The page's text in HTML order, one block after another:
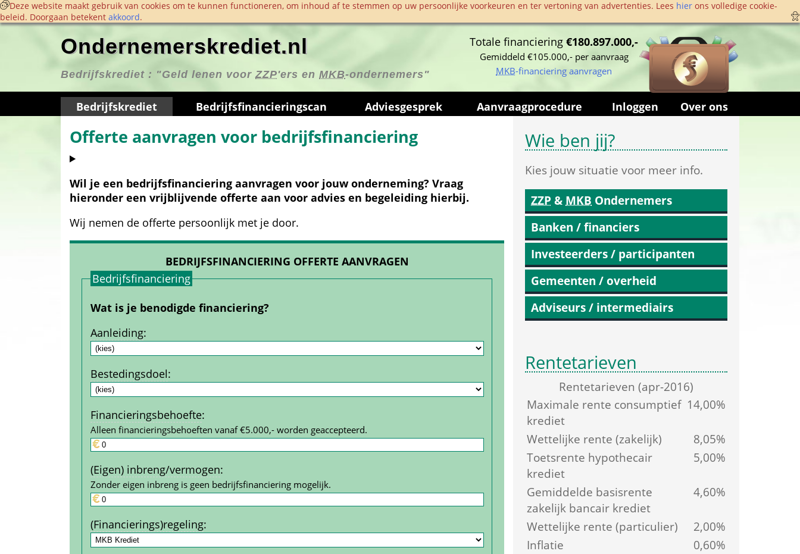
Deze website maakt gebruik van cookies om te kunnen functioneren, om inhoud af te stemmen op uw persoonlijke voorkeuren en ter vertoning van advertenties. Lees hier ons volledige cookie­
beleid. Doorgaan betekent akkoord.
Totale financiering €180.897.000,-
Gemiddeld €105.000,- per aanvraag
MKB-financiering aanvragen
Ondernemerskrediet.nl
Bedrijfskrediet : "Geld lenen voor ZZP'ers en MKB-ondernemers"
Bedrijfskrediet Bedrijfs­financiering­scan Advies­gesprek Aanvraag­procedure Inloggen Over ons
Offerte aanvragen voor bedrijfsfinanciering
Wil je een bedrijfsfinanciering aanvragen voor jouw onderneming? Vraag
hieronder een vrijblijvende offerte aan voor advies en begeleiding hierbij.
Wij nemen de offerte persoonlijk met je door.
BEDRIJFSFINANCIERING OFFERTE AANVRAGEN
Bedrijfs­financiering
Wat is je benodigde financiering?
Aanleiding:
Bestedings­doel:
Financierings­behoefte:
Alleen financieringsbehoeften vanaf €5.000,- worden geaccepteerd.
(Eigen) inbreng/vermogen:
Zonder eigen inbreng is geen bedrijfs­financiering mogelijk.
(Financierings)regeling:
Wie ben jij?
Kies jouw situatie voor meer info.
ZZP & MKB Ondernemers
Banken / financiers
Investeerders / participanten
Gemeenten / overheid
Adviseurs / intermediairs
Rentetarieven
Rente­tarieven (apr-2016)
Maximale rente consumptief
krediet
14,00%
Wettelijke rente (zakelijk)
8,05%
Toetsrente hypothecair
krediet
5,00%
Gemiddelde basis­rente
zakelijk bancair krediet
4,60%
Wettelijke rente (particulier)
2,00%
Inflatie
0,60%